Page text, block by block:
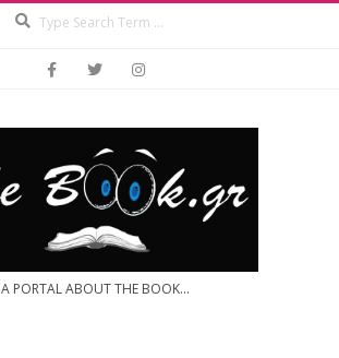
A PORTAL ABOUT THE BOOK...